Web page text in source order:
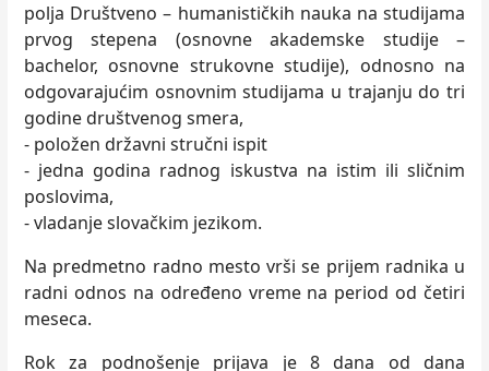
polja Društveno – humanističkih nauka na studijama
prvog stepena (osnovne akademske studije –
bachelor, osnovne strukovne studije), odnosno na
odgovarajućim osnovnim studijama u trajanju do tri
godine društvenog smera,
- položen državni stručni ispit
- jedna godina radnog iskustva na istim ili sličnim
poslovima,
- vladanje slovačkim jezikom.
Na predmetno radno mesto vrši se prijem radnika u
radni odnos na određeno vreme na period od četiri
meseca.
Rok za podnošenje prijava je 8 dana od dana